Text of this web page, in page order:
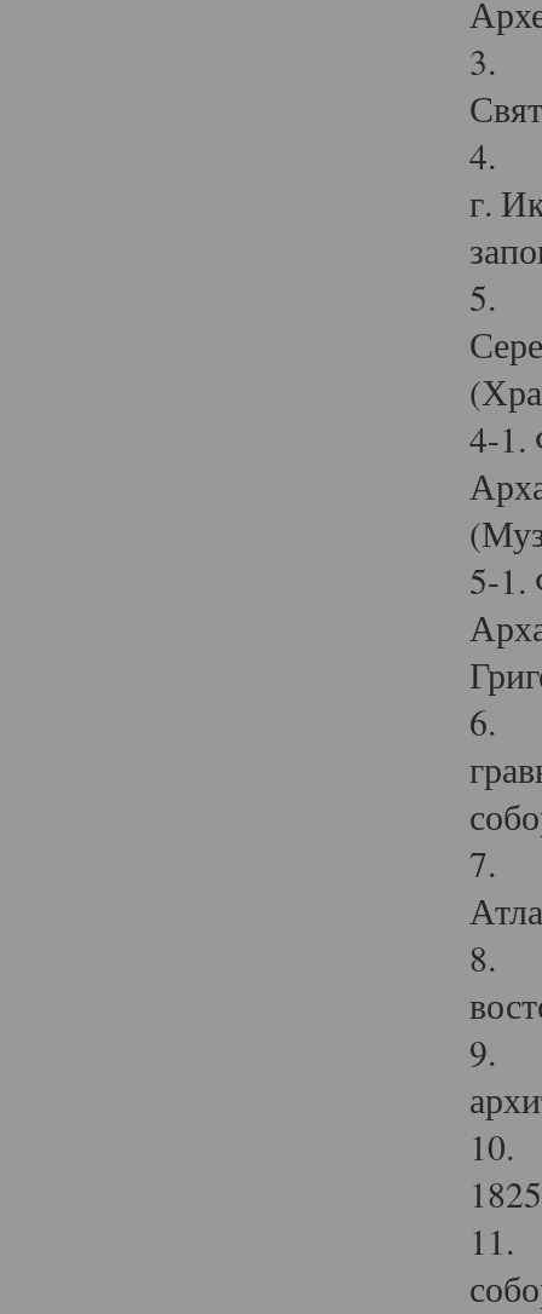
3.
4.
г.
5.
4-1.
5-1.
6.
7.
8.
9.
10.
11.